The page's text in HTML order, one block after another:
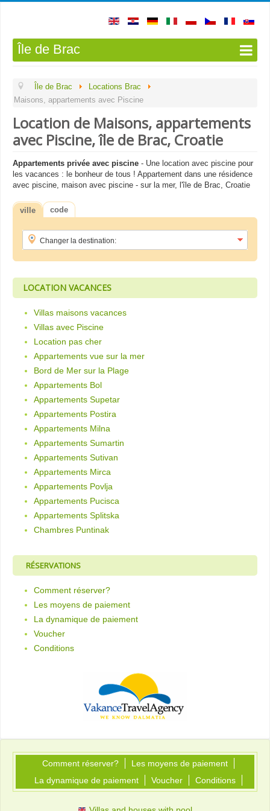
Île de Brac
Île de Brac
Locations Brac
Maisons, appartements avec Piscine
Location de Maisons, appartements
avec Piscine, île de Brac, Croatie
Appartements privée avec piscine - Une location avec piscine pour
les vacances : le bonheur de tous ! Appartement dans une résidence
avec piscine, maison avec piscine - sur la mer, l'île de Brac, Croatie
ville code
LOCATION VACANCES
Villas maisons vacances
Villas avec Piscine
Location pas cher
Appartements vue sur la mer
Bord de Mer sur la Plage
Appartements Bol
Appartements Supetar
Appartements Postira
Appartements Milna
Appartements Sumartin
Appartements Sutivan
Appartements Mirca
Appartements Povlja
Appartements Pucisca
Appartements Splitska
Chambres Puntinak
RÉSERVATIONS
Comment réserver?
Les moyens de paiement
La dynamique de paiement
Voucher
Conditions
Comment réserver?
Les moyens de paiement
La dynamique de paiement
Voucher Conditions